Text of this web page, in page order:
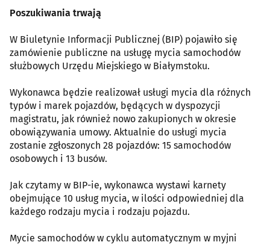
Poszukiwania trwają
W Biuletynie Informacji Publicznej (BIP) pojawiło się
zamówienie publiczne na usługę mycia samochodów
służbowych Urzędu Miejskiego w Białymstoku.
Wykonawca będzie realizował usługi mycia dla różnych
typów i marek pojazdów, będących w dyspozycji
magistratu, jak również nowo zakupionych w okresie
obowiązywania umowy. Aktualnie do usługi mycia
zostanie zgłoszonych 28 pojazdów: 15 samochodów
osobowych i 13 busów.
Jak czytamy w BIP-ie, wykonawca wystawi karnety
obejmujące 10 usług mycia, w ilości odpowiedniej dla
każdego rodzaju mycia i rodzaju pojazdu.
Mycie samochodów w cyklu automatycznym w myjni